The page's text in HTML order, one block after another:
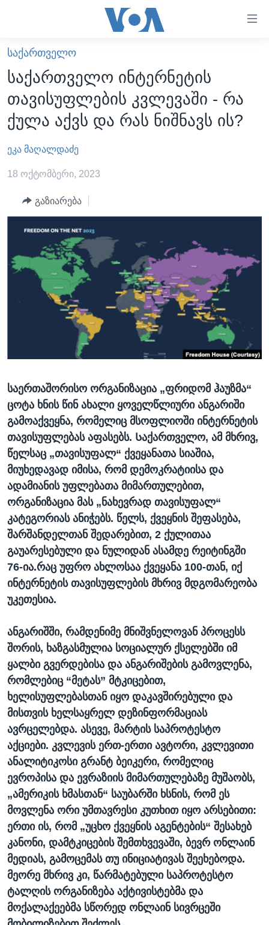
ხელმისაწვდომობისთვის
გადადით
მთავარზე
გადადით
მთავარ
ნავიგაციაზე
გადადით
ძიებაზე
ᲐᲮᲐᲚᲘ ᲐᲛᲑᲔᲑᲘ
ᲡᲐᲥᲐᲠᲗᲕᲔᲚᲝ
ᲐᲨᲨ
ᲐᲨᲨ-ᲘᲡ ᲐᲠᲩᲔᲕᲜᲔᲑᲘ 2024
ᲛᲡᲝᲤᲚᲘᲝ
ᲕᲘᲓᲔᲝᲔᲑᲘ
ᲒᲐᲓᲐᲪᲔᲛᲔᲑᲘ
ᲕᲐᲨᲘᲜᲒᲢᲝᲜᲘ ᲓᲦᲔᲡ
ᲮᲔᲓᲕᲐ ᲕᲐᲨᲘᲜᲒᲢᲝᲜᲘᲓᲐᲜ
ᲡᲢᲣᲓᲘᲐ ᲕᲐᲨᲘᲜᲒᲢᲝᲜᲘ
ᲡᲮᲕᲐ ᲡᲘᲐᲮᲚᲔᲔᲑᲘ
ᲞᲝᲚᲘᲢᲘᲙᲐ
ᲔᲙᲝᲜᲝᲛᲘᲙᲐ
ᲯᲐᲜᲛᲠᲗᲔᲚᲝᲑᲐ
ᲒᲐᲚᲘᲚᲔᲝ
ᲓᲔᲖᲘᲜᲤᲝᲠᲛᲐᲪᲘᲐ
ᲠᲣᲡᲔᲗᲘᲡ ᲨᲔᲭᲠᲐ ᲣᲙᲠᲐᲘᲜᲐᲨᲘ
Learning English
ᲗᲕᲐᲚᲘ ᲒᲕᲐᲓᲔᲕᲜᲔᲗ
ᲡᲐᲥᲐᲠᲗᲕᲔᲚᲝ
საქართველო ინტერნეტის
თავისუფლების კვლევაში - რა
ქულა აქვს და რას ნიშნავს ის?
ეკა მაღალდაძე
18 ოქტომბერი, 2023
გაზიარება
საერთაშორისო ორგანიზაცია „ფრიდომ ჰაუზმა“
ცოტა ხნის წინ ახალი ყოველწლიური ანგარიში
გამოაქვეყნა, რომელიც მსოფლიოში ინტერნეტის
თავისუფლებას აფასებს. Საქართველო, ამ მხრივ,
წელსაც „თავისუფალ“ ქვეყანათა სიაშია,
მიუხედავად იმისა, რომ დემოკრატიისა და
ადამიანის უფლებათა მიმართულებით,
ორგანიზაცია მას „ნახევრად თავისუფალ“
კატეგორიას ანიჭებს. წელს, ქვეყნის შეფასება,
შარშანდელთან შედარებით, 2 ქულითაა
გაუარესებული და ნულიდან ასამდე რეიტინგში
76-ია.რაც უფრო ახლოსაა ქვეყანა 100-თან, იქ
ინტერნეტის თავისუფლების მხრივ მდგომარეობა
უკეთესია.
ანგარიშში, რამდენიმე მნიშვნელოვან პროცესს
შორის, ხაზგასმულია სოციალურ ქსელებში იმ
ყალბი გვერდებისა და ანგარიშების გამოვლენა,
რომლებიც “მეტას” მტკიცებით,
ხელისუფლებასთან იყო დაკავშირებული და
მისთვის ხელსაყრელ დეზინფორმაციას
ავრცელებდა. ასევე, მარტის საპროტესტო
აქციები. კვლევის ერთ-ერთი ავტორი, კვლევითი
ანალიტიკოსი გრანტ ბეიკერი, რომელიც
ევროპისა და ევრაზიის მიმართულებაზე მუშაობს,
„ამერიკის ხმასთან“ საუბარში ხსნის, რომ ეს
მოვლენა ორი უმთავრესი კუთხით იყო არსებითი:
ერთი ის, რომ „უცხო ქვეყნის აგენტების“ შესახებ
კანონი, დამტკიცების შემთხვევაში, ბევრ ონლაინ
მედიას, გამოცემას თუ ინიციატივას შეეხებოდა.
მეორე მხრივ კი, წარმატებული საპროტესტო
ტალღის ორგანიზება აქტივისტებმა და
მოქალაქეებმა სწორედ ონლაინ სივრცეში